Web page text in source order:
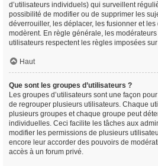
d’utilisateurs individuels) qui surveillent
possibilité de modifier ou de supprimer les
déverrouiller, les déplacer, les fusionner et les
modèrent. En règle générale, les
utilisateurs respectent les règles imposées
Haut
Que sont les groupes d’utilisateurs ?
Les groupes d’utilisateurs sont une façon
de regrouper plusieurs utilisateurs. Chaque
plusieurs groupes et chaque groupe peut
individuelles. Ceci facilite les tâches aux
modifier les permissions de plusieurs
encore leur accorder des pouvoirs de
accès à un forum privé.